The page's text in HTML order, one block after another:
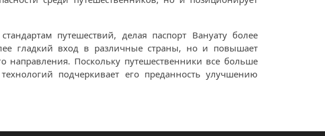
путешествий, делая паспорт Вануату более
гладкий вход в различные страны, но и повышает
направления. Поскольку путешественники все больше
подчеркивает его преданность улучшению